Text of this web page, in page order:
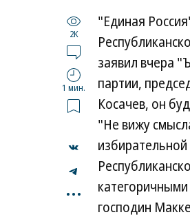
2K
1 мин.
...
"Единая
заявил вчера
партии,
Косачев, он
"Не вижу
господин